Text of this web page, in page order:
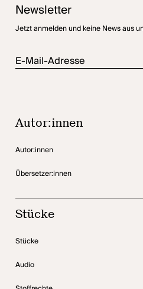
Newsletter
Jetzt anmelden und keine News aus
E-Mail-Adresse
Autor:innen
Autor:innen
Übersetzer:innen
Stücke
Stücke
Audio